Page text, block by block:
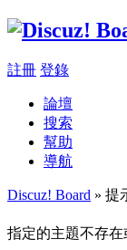
註冊 登錄
論壇
搜索
幫助
導航
Discuz! Board » 提
指定的主題不存在